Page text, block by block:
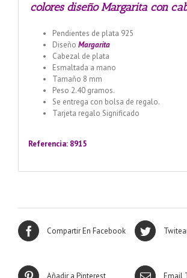
colores diseño Margarita con
Pendientes de plata 925
Diseño Margarita
Cabezal de plata
Esmaltada a mano
Tamaño 8 mm
Peso 2.40 gramos.
Se entrega con bolsa de regalo.
Tarjeta regalo Significado
Referencia: 8915
Compartir En Facebook
Añadir a Pinterest Email